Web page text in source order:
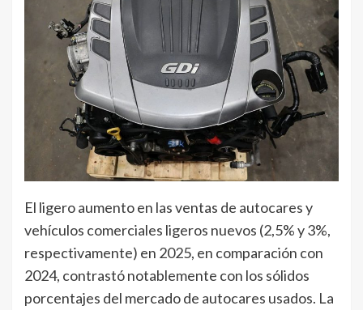
El ligero aumento en las ventas de autocares y
vehículos comerciales ligeros nuevos (2,5% y 3%,
respectivamente) en 2025, en comparación con
2024, contrastó notablemente con los sólidos
porcentajes del mercado de autocares usados. La